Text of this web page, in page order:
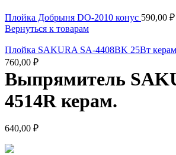
Плойка Добрыня DO-2010 конус 590,00 ₽
Вернуться к товарам
Плойка SAKURA SA-4408BK 25Вт
760,00 ₽
Выпрямитель
4514R керам.
640,00 ₽